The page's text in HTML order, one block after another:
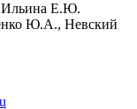
Ильина Е.Ю.
Ю.А., Невский